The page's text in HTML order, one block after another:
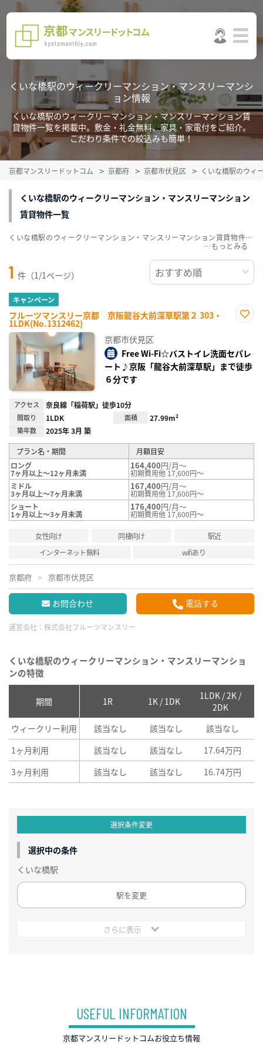
くいな橋駅のウィークリーマンション・マンスリーマンシ
ョン情報
くいな橋駅のウィークリーマンション・マンスリーマンション賃
貸物件一覧を掲載中。敷金・礼金無料、家具・家電付をご紹介。
こだわり条件での絞込みも簡単！
京都マンスリードットコム 京都府 京都市伏見区 くいな橋駅のウィ
くいな橋駅のウィークリーマンション・マンスリーマンション
賃貸物件一覧
1 件（1/1ページ）
キャンペーン
フルーツマンスリー京都 京阪龍谷大前深草駅第２ 303・
1LDK(No.1312462)
録
京都市伏見区
Free Wi-Fi☆バストイレ洗面セパレ
ート♪京阪「龍谷大前深草駅」まで徒歩
６分です
アクセス 奈良線「稲荷駅」徒歩10分
間取り 1LDK 面積 27.99m²
築年数 2025年 3月 築
プラン名・期間
月額目安
ロング
7ヶ月以上～12ヶ月未満
164,400円/月～
初期費用他 17,600円～
ミドル
3ヶ月以上～7ヶ月未満
167,400円/月～
初期費用他 17,600円～
ショート
1ヶ月以上～3ヶ月未満
176,400円/月～
初期費用他 17,600円～
女性向け 同棲向け
駅近
インターネット無料
wifiあり
京都府 京都市伏見区
お問合わせ 電話する
運営会社： 株式会社フルーツマンスリー
くいな橋駅のウィークリーマンション・マンスリーマンショ
ンの特徴
期間 1R 1K / 1DK
1LDK / 2K /
2DK
ウィークリー利用 該当なし 該当なし 該当なし
1ヶ月利用
該当なし 該当なし 17.64万円
3ヶ月利用
該当なし 該当なし 16.74万円
くいな橋駅のウィークリーマンション・マンスリーマンション賃貸物件一覧を掲載中。敷金・礼金無料、家具・家電付をご紹介。こだわり条件での絞込みも簡単！
…
選択条件変更
選択中の条件
くいな橋駅
駅を変更
さらに表示
USEFUL INFORMATION
京都マンスリードットコムお役立ち情報